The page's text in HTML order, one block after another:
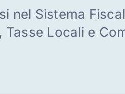
nel Sistema
Tasse Locali e